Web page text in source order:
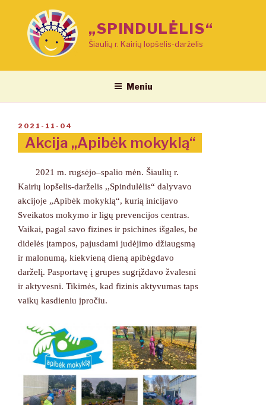
„SPINDULĖLIS“
Šiaulių r. Kairių lopšelis-darželis
Meniu
PASKELBTA
2021-11-04
Akcija ,,Apibėk mokyklą“
2021 m. rugsėjo­–spalio mėn. Šiaulių r.
Kairių lopšelis-darželis ,,Spindulėlis“ dalyvavo
akcijoje „Apibėk mokyklą“, kurią inicijavo
Sveikatos mokymo ir ligų prevencijos centras.
Vaikai, pagal savo fizines ir psichines išgales, be
didelės įtampos, pajusdami judėjimo džiaugsmą
ir malonumą, kiekvieną dieną apibėgdavo
darželį. Pasportavę į grupes sugrįždavo žvalesni
ir aktyvesni. Tikimės, kad fizinis aktyvumas taps
vaikų kasdieniu įpročiu.